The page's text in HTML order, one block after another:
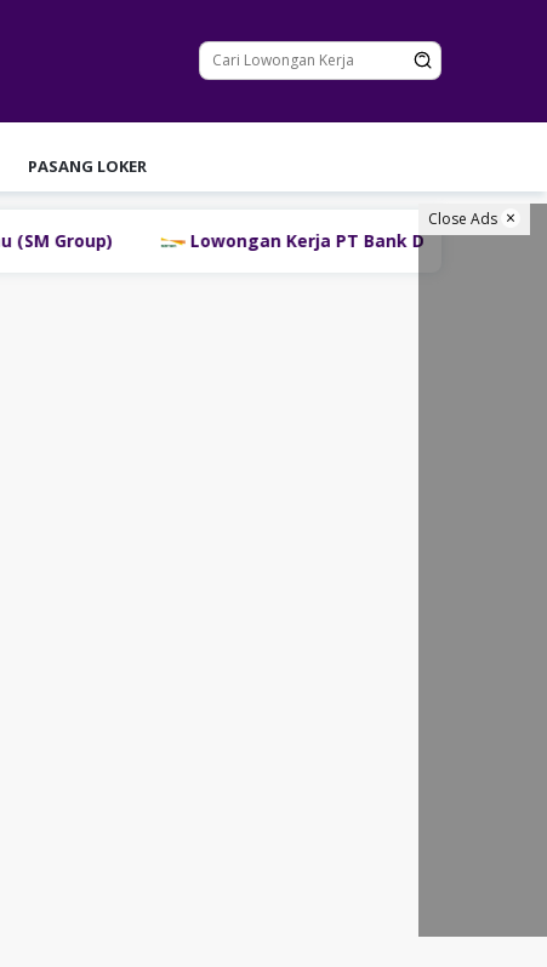
PASANG LOKER
Close Ads
Lowongan Kerja PT Bank Danamon Indonesia Tbk